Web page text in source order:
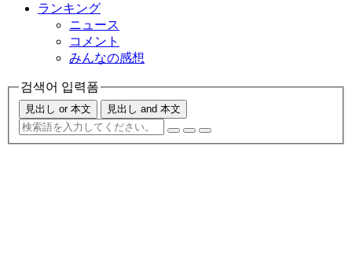
ランキング
ニュース
コメント
みんなの感想
검색어 입력폼
見出し or 本文 見出し and 本文